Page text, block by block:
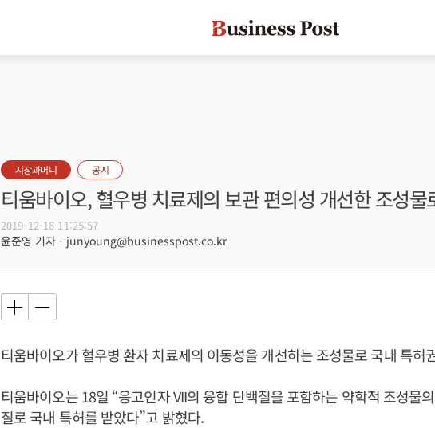
시장과머니 공시
티움바이오, 혈우병 치료제의 보관 편의성 개선한 조성물
2019-12-18 11:25:57
윤준영 기자 - junyoung@businesspost.co.kr
티움바이오가 혈우병 환자 치료제의 이동성을 개선하는 조성물로 국내 특허
티움바이오는 18일 “응고인자 VII의 융합 단백질을 포함하는 약학적 조성물
질로 국내 특허를 받았다”고 밝혔다.